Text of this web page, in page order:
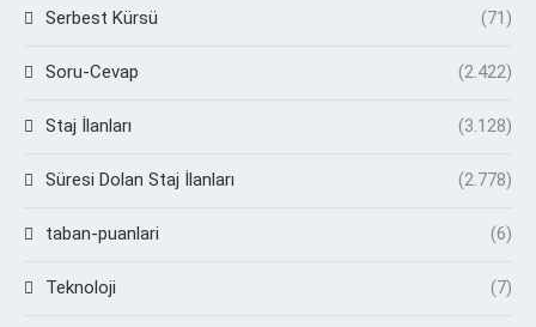
Serbest Kürsü (71)
Soru-Cevap (2.422)
Staj İlanları (3.128)
Süresi Dolan Staj İlanları (2.778)
taban-puanlari (6)
Teknoloji (7)